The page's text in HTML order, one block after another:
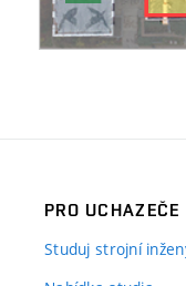
PRO UCHAZEČE
Studuj strojní